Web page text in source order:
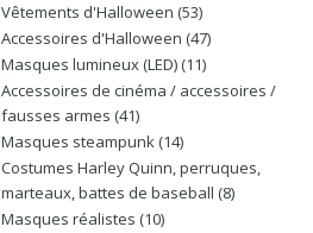
Vêtements d'Halloween (53)
Accessoires d'Halloween (47)
Masques lumineux (LED) (11)
Accessoires de cinéma / accessoires /
fausses armes (41)
Masques steampunk (14)
Costumes Harley Quinn, perruques,
marteaux, battes de baseball (8)
Masques réalistes (10)